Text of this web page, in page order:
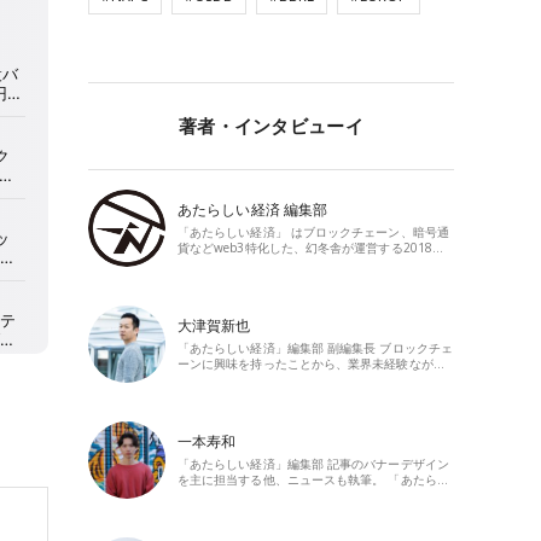
著者・インタビューイ
あたらしい経済 編集部
「あたらしい経済」 はブロックチェーン、暗号通
貨などweb3特化した、幻冬舎が運営する2018…
大津賀新也
「あたらしい経済」編集部 副編集長 ブロックチェ
ーンに興味を持ったことから、業界未経験なが…
一本寿和
「あたらしい経済」編集部 記事のバナーデザイン
を主に担当する他、ニュースも執筆。 「あたら…